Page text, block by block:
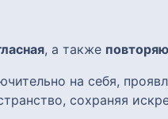
, а также
на себя,
сохраняя